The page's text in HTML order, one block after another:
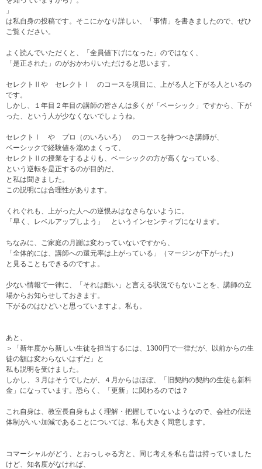
」
は私自身の投稿です。そこにかなり詳しい、「事情」を書きましたので、ぜひ
ご覧ください。
よく読んでいただくと、「全員値下げになった」のではなく、
「是正された」のがおかわりいただけると思います。
セレクトⅡや セレクトⅠ のコースを境目に、上がる人と下がる人といるの
です。
しかし、１年目２年目の講師の皆さんは多くが「ベーシック」ですから、下が
った、という人が少なくないでしょうね。
セレクトⅠ や プロ（のいろいろ） のコースを持つべき講師が、
ベーシックで経験値を溜めまくって、
セレクトⅡの授業をするよりも、ベーシックの方が高くなっている、
という逆転を是正するのが目的だ、
と私は聞きました。
この説明には合理性があります。
くれぐれも、上がった人への逆恨みはなさらないように。
「早く、レベルアップしよう」 というインセンティブになります。
ちなみに、ご家庭の月謝は変わっていないですから、
「全体的には、講師への還元率は上がっている」（マージンが下がった）
と見ることもできるのですよ。
少ない情報で一律に、「それは酷い」と言える状況でもないことを、講師の立
場からお知らせしておきます。
下がるのはひどいと思っていますよ。私も。
あと、
＞「新年度から新しい生徒を担当するには、1300円で一律だが、以前からの生
徒の額は変わらないはずだ」と
私も説明を受けました。
しかし、３月はそうでしたが、４月からはほぼ、「旧契約の契約の生徒も新料
金」になっています。恐らく、「更新」に関わるのでは？
これ自身は、教室長自身もよく理解・把握していないようなので、会社の伝達
体制がいい加減であることについては、私も大きく同意します。
コマーシャルがどう、とおっしゃる方と、同じ考えを私も昔は持っていました
けど、知名度がなければ、